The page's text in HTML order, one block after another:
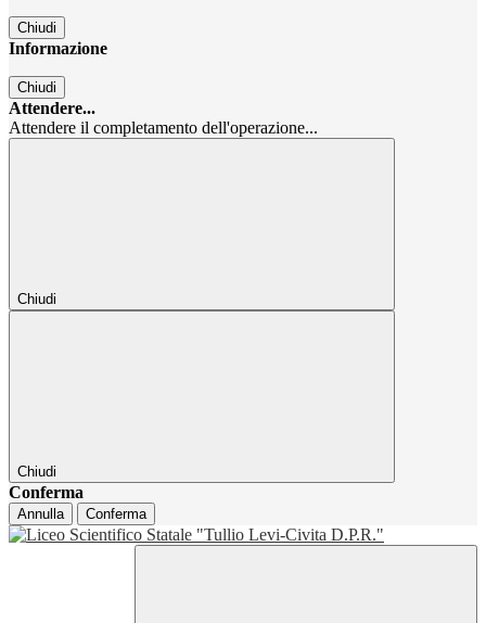
Chiudi
Informazione
Chiudi
Attendere...
Attendere il completamento dell'operazione...
Chiudi
Chiudi
Conferma
Annulla Conferma